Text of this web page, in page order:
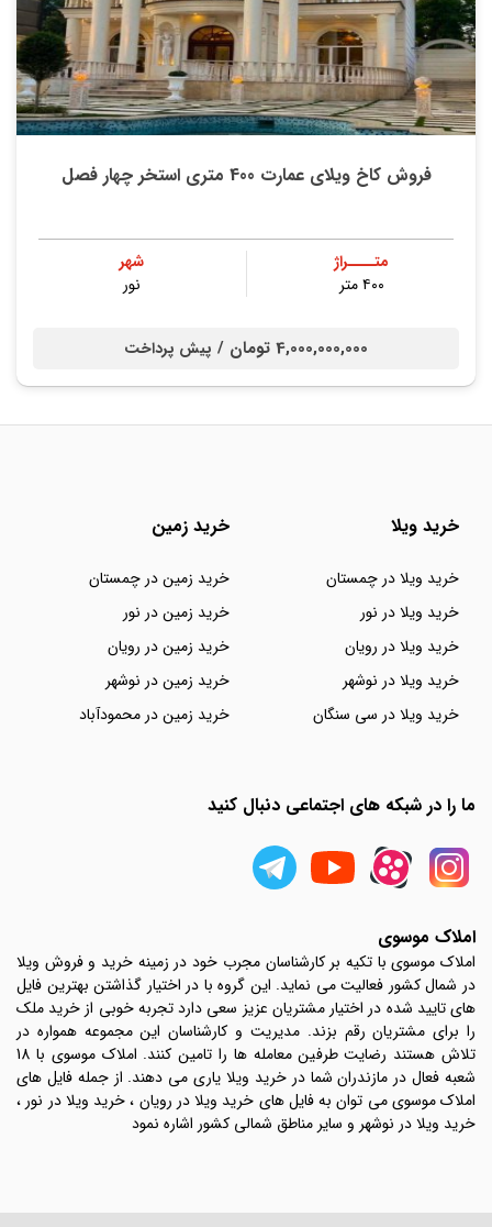
فروش کاخ ویلای عمارت 400 متری استخر چهار فصل
متــــراژ
۴۰۰ متر
شهر
نور
4,000,000,000 تومان / پیش پرداخت
خرید ویلا
خرید ویلا در چمستان
خرید ویلا در نور
خرید ویلا در رویان
خرید ویلا در نوشهر
خرید ویلا در سی سنگان
خرید زمین
خرید زمین در چمستان
خرید زمین در نور
خرید زمین در رویان
خرید زمین در نوشهر
خرید زمین در محمودآباد
ما را در شبکه های اجتماعی دنبال کنید
املاک موسوی
املاک موسوی با تکیه بر کارشناسان مجرب خود در زمینه خرید و فروش ویلا
در شمال کشور فعالیت می نماید. این گروه با در اختیار گذاشتن بهترین فایل
های تایید شده در اختیار مشتریان عزیز سعی دارد تجربه خوبی از خرید ملک
را برای مشتریان رقم بزند. مدیریت و کارشناسان این مجموعه همواره در
تلاش هستند رضایت طرفین معامله ها را تامین کنند. املاک موسوی با 18
شعبه فعال در مازندران شما در خرید ویلا یاری می دهند. از جمله فایل های
املاک موسوی می توان به فایل های خرید ویلا در رویان ، خرید ویلا در نور ،
خرید ویلا در نوشهر و سایر مناطق شمالی کشور اشاره نمود